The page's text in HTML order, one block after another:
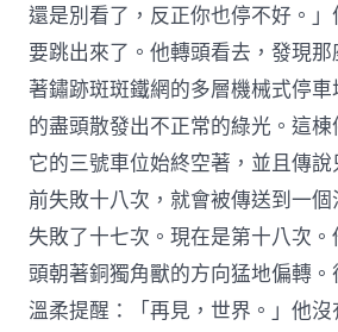
還是別看了，反正你也停不好。
要跳出來了。他轉頭看去，發現
著鏽跡斑斑鐵網的多層機械式停
的盡頭散發出不正常的綠光。這棟
它的三號車位始終空著，並且傳
前失敗十八次，就會被傳送到一
失敗了十七次。現在是第十八次
頭朝著銅獨角獸的方向猛地偏轉
溫柔提醒：「再見，世界。」他